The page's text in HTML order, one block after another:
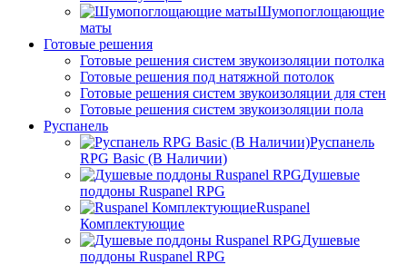
Шумопоглощающие
маты
Готовые решения
Готовые решения систем звукоизоляции потолка
Готовые решения под натяжной потолок
Готовые решения систем звукоизоляции для стен
Готовые решения систем звукоизоляции пола
Руспанель
Руспанель
RPG Basic (В Наличии)
Душевые
поддоны Ruspanel RPG
Ruspanel
Комплектующие
Душевые
поддоны Ruspanel RPG